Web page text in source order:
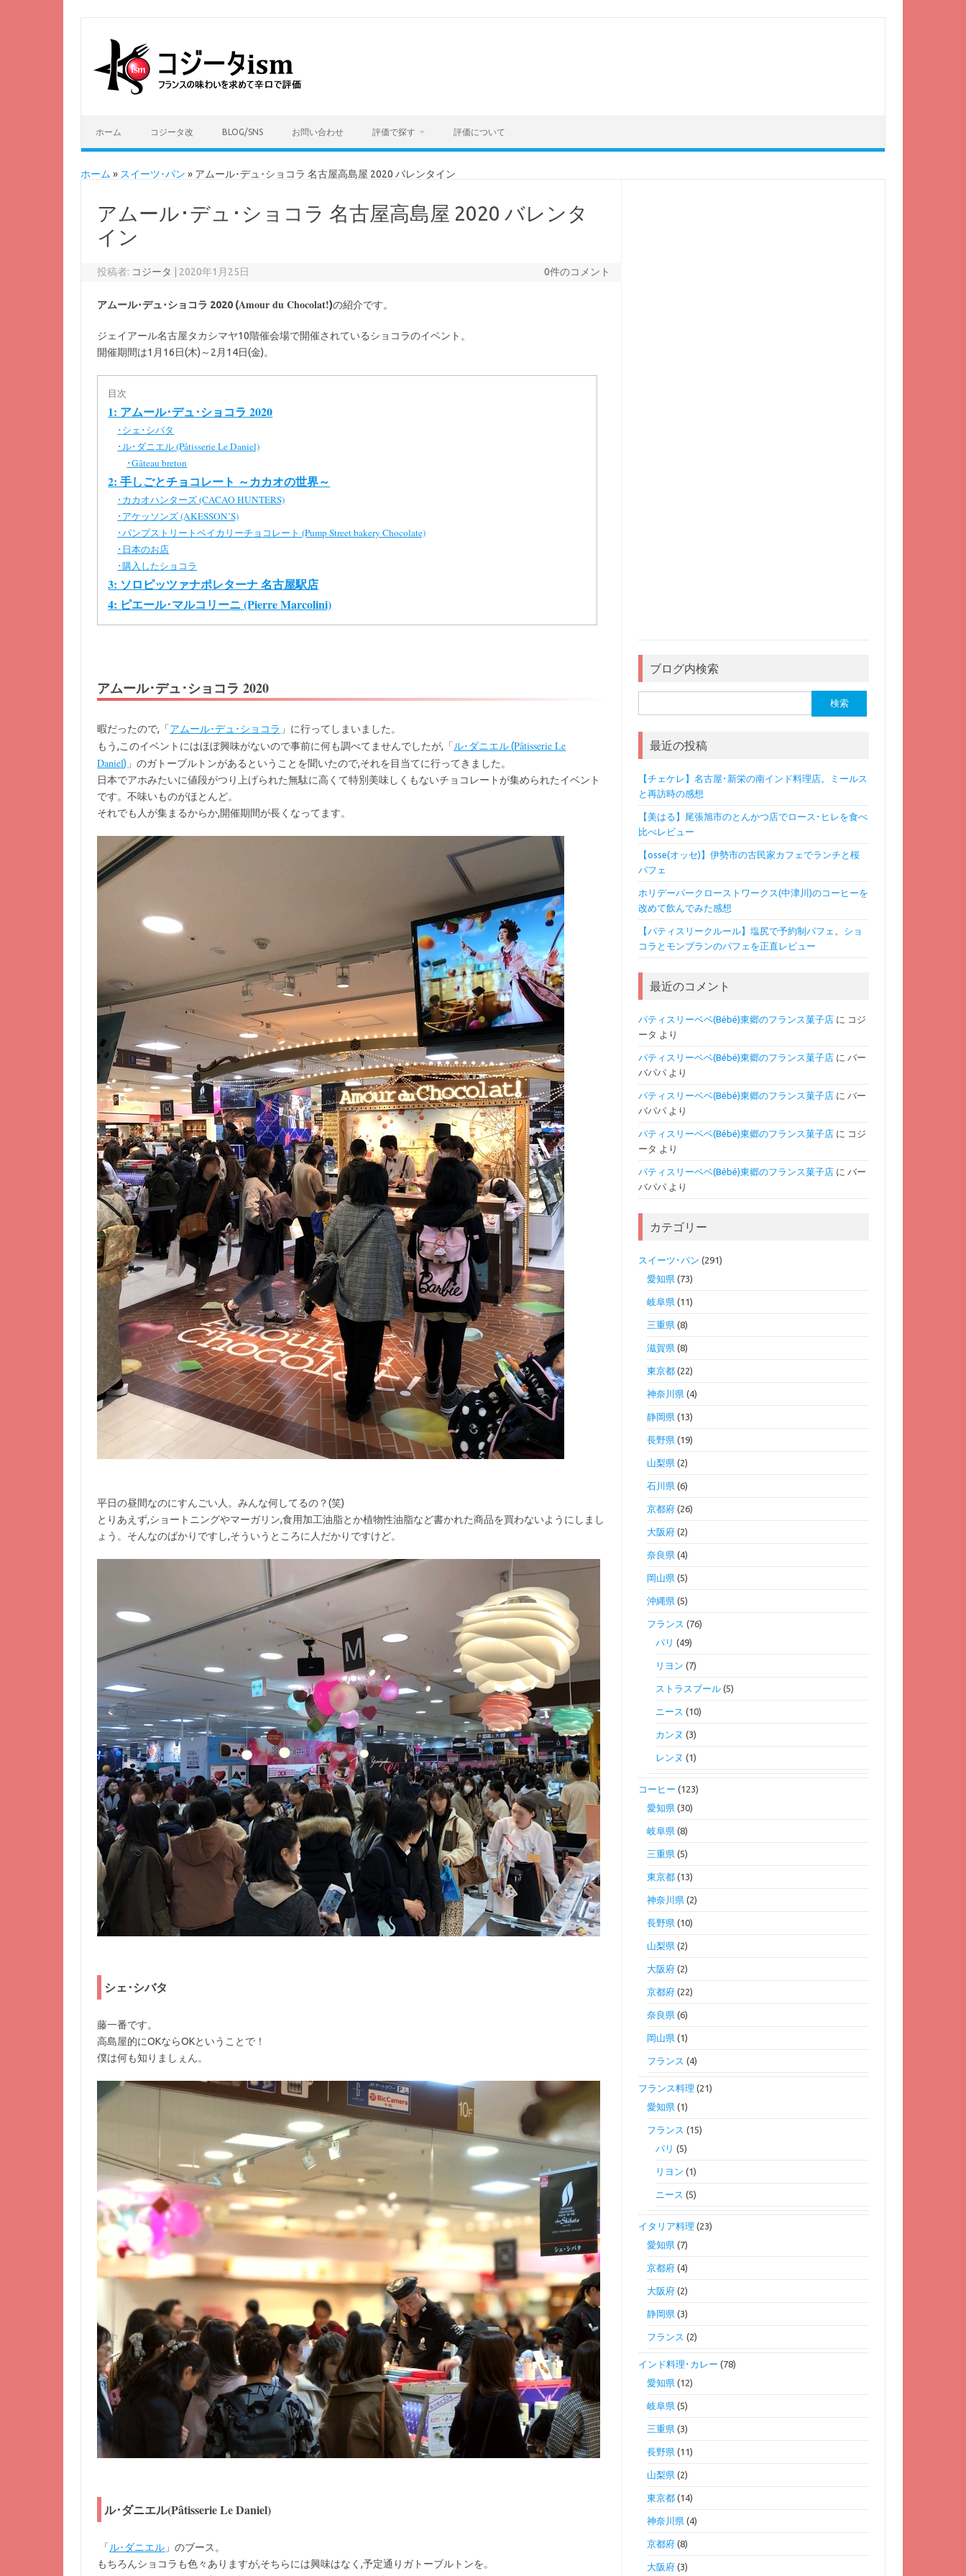
ホーム コジータ改 BLOG/SNS お問い合わせ 評価で探す 評価について
ホーム » スイーツ･パン » アムール･デュ･ショコラ 名古屋高島屋 2020 バレンタイン
アムール･デュ･ショコラ 名古屋高島屋 2020 バレンタ
イン
投稿者: コジータ 2020年1月25日 0件のコメント
アムール･デュ･ショコラ 2020 (Amour du Chocolat!)の紹介です。
ジェイアール名古屋タカシマヤ10階催会場で開催されているショコラのイベント。
開催期間は1月16日(木)～2月14日(金)。
目次
1: アムール･デュ･ショコラ 2020
･ シェ･シバタ
･ ル･ダニエル (Pâtisserie Le Daniel)
･Gâteau breton
2: 手しごとチョコレート ～カカオの世界～
･ カカオハンターズ (CACAO HUNTERS)
･ アケッソンズ (AKESSON’S)
･パンプストリートベイカリーチョコレート (Pump Street bakery Chocolate)
･ 日本のお店
･購入したショコラ
3: ソロピッツァナポレターナ 名古屋駅店
4: ピエール･マルコリーニ (Pierre Marcolini)
アムール･デュ･ショコラ 2020
暇だったので,「アムール･デュ･ショコラ 」に行ってしまいました。
もう,このイベントにはほぼ興味がないので事前に何も調べてませんでしたが,「 ル･ダニエル (Pâtisserie Le
Daniel) 」のガトーブルトンがあるということを聞いたので,それを目当てに行ってきました。
日本でアホみたいに値段がつり上げられた無駄に高くて特別美味しくもないチョコレートが集められたイベント
です。不味いものがほとんど。
それでも人が集まるからか,開催期間が長くなってます。
平日の昼間なのにすんごい人。みんな何してるの？(笑)
とりあえず,ショートニングやマーガリン,食用加工油脂とか植物性油脂など書かれた商品を買わないようにしまし
ょう。そんなのばかりですし,そういうところに人だかりですけど。
シェ･シバタ
藤一番です。
高島屋的にOKならOKということで！
僕は何も知りましぇん。
ル･ダニエル(Pâtisserie Le Daniel)
「 ル･ダニエル 」のブース。
もちろんショコラも色々ありますが,そちらには興味はなく,予定通りガトーブルトンを。
ブログ内検索
索:
最近の投稿
【チェケレ】名古屋･新栄の南インド料理店。ミールス
と再訪時の感想
【美はる】尾張旭市のとんかつ店でロース･ヒレを食べ
比べレビュー
【osse(オッセ)】伊勢市の古民家カフェでランチと桜
パフェ
ホリデーパークローストワークス(中津川)のコーヒーを
改めて飲んでみた感想
【パティスリークルール】塩尻で予約制パフェ。ショ
コラとモンブランのパフェを正直レビュー
最近のコメント
パティスリーベベ(Bébé)東郷のフランス菓子店に コジ
ータ より
パティスリーベベ(Bébé)東郷のフランス菓子店に バー
バパパより
パティスリーベベ(Bébé)東郷のフランス菓子店に バー
バパパより
パティスリーベベ(Bébé)東郷のフランス菓子店に コジ
ータ より
パティスリーベベ(Bébé)東郷のフランス菓子店に バー
バパパより
カテゴリー
スイーツ･パン (291)
愛知県(73)
岐阜県(11)
三重県(8)
滋賀県(8)
東京都(22)
神奈川県(4)
静岡県(13)
長野県(19)
山梨県(2)
石川県(6)
京都府(26)
大阪府(2)
奈良県(4)
岡山県(5)
沖縄県(5)
フランス (76)
パリ (49)
リヨン (7)
ストラスブール(5)
ニース (10)
カンヌ (3)
レンヌ (1)
コーヒー (123)
愛知県(30)
岐阜県(8)
三重県(5)
東京都(13)
神奈川県(2)
長野県(10)
山梨県(2)
大阪府(2)
京都府(22)
奈良県(6)
岡山県(1)
フランス (4)
フランス料理 (21)
愛知県(1)
フランス (15)
パリ (5)
リヨン (1)
ニース (5)
イタリア料理 (23)
愛知県(7)
京都府(4)
大阪府(2)
静岡県(3)
フランス (2)
インド料理･カレー (78)
愛知県(12)
岐阜県(5)
三重県(3)
長野県(11)
山梨県(2)
東京都(14)
神奈川県(4)
京都府(8)
大阪府(3)